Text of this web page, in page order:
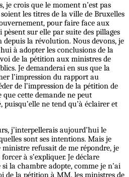
je crois que le moment n’est pas
les titres de la ville de Bruxelles
pour faire face aux
sur elle par suite des pillages
la révolution. Nous devons, je
à adopter les conclusions de la
de la pétition aux ministres de
Je demanderai en sus que la
l’impression du rapport au
de l’impression de la pétition de
que cette demande ne peut
ne tend qu’à éclairer et
j’interpellerais aujourd’hui le
sont ses intentions. Mais je
ministre refusait de me répondre, je
à s’expliquer. Je déclare
la chambre adopte, comme je n’ai
de la pétition à MM. les ministres de